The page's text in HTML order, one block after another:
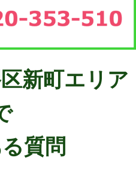
新町エリア
質問